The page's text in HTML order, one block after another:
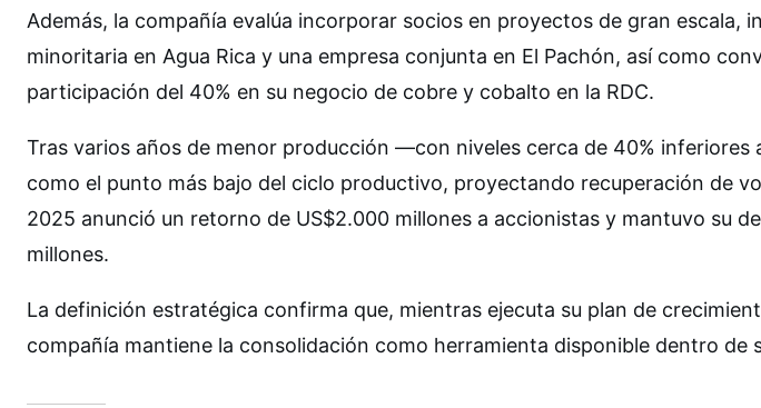
Además, la compañía evalúa incorporar socios en proyectos de gran escala,
minoritaria en Agua Rica y una empresa conjunta en El Pachón, así como
participación del 40% en su negocio de cobre y cobalto en la RDC.
Tras varios años de menor producción —con niveles cerca de 40%
como el punto más bajo del ciclo productivo, proyectando recuperación de
2025 anunció un retorno de US$2.000 millones a accionistas y mantuvo su
millones.
La definición estratégica confirma que, mientras ejecuta su plan de
compañía mantiene la consolidación como herramienta disponible dentro de